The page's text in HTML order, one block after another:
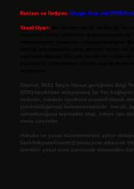
Reklam ve İletişim: Skype:
Yasal Uyarı:
Sitemiz, 5651 Sayılı Kanun gereğince Bilgi
(BTK) tarafından onaylanmış bir Yer
nedenle, sitedeki içerikleri proaktif olarak
yükümlülüğümüz bulunmamaktadır. Ancak,
sorumluluğunu taşımakta olup, siteye üye
etmiş sayılırlar.
Hukuka ve yasal düzenlemelere aykırı
backlinkpanelicomtr@gmail.com adresine
içerikler yasal süre içerisinde sitemizden